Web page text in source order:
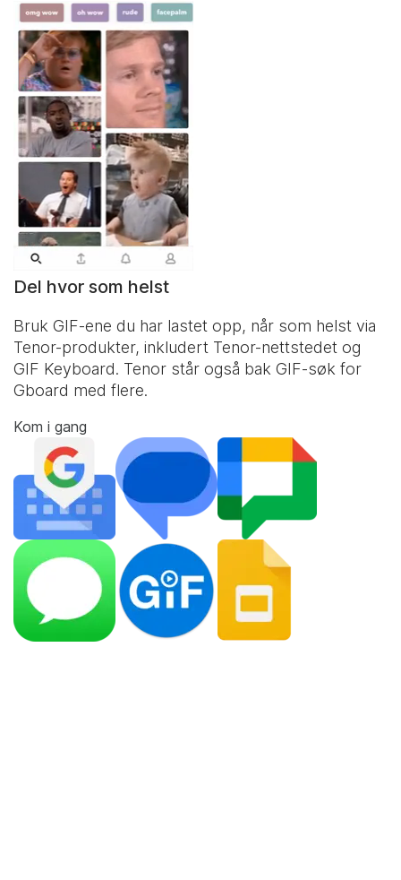
Del hvor som helst
Bruk GIF-ene du har lastet opp, når som helst via
Tenor-produkter, inkludert Tenor-nettstedet og
GIF Keyboard. Tenor står også bak GIF-søk for
Gboard med flere.
Kom i gang